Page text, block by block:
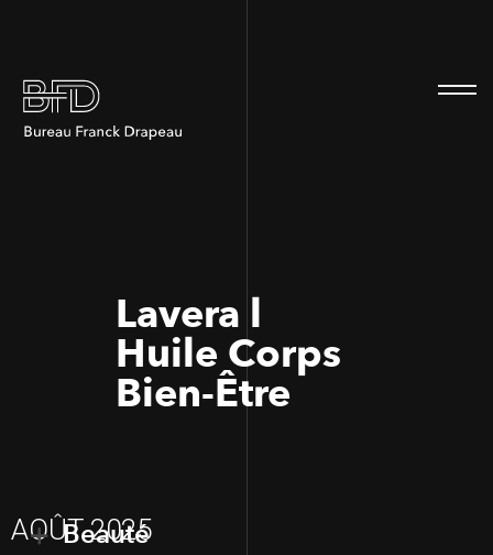
Lavera l
Huile Corps
Bien-Être
AOÛT 2025
Beauté